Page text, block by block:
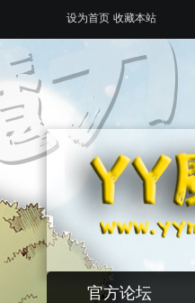
设为首页 收藏本站
官方论坛